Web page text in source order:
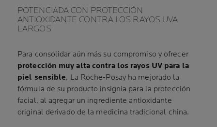
POTENCIADA CON PROTECCIÓN
ANTIOXIDANTE CONTRA LOS RAYOS UVA
LARGOS
Para consolidar aún más su compromiso y ofrecer
protección muy alta contra los rayos UV para la
piel sensible, La Roche-Posay ha mejorado la
fórmula de su producto insignia para la protección
facial, al agregar un ingrediente antioxidante
original derivado de la medicina tradicional china.